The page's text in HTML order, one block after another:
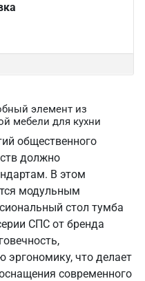
элемент из
мебели для кухни
общественного
должно
В этом
модульным
стол тумба
СПС от бренда
эргономику, что делает
современного